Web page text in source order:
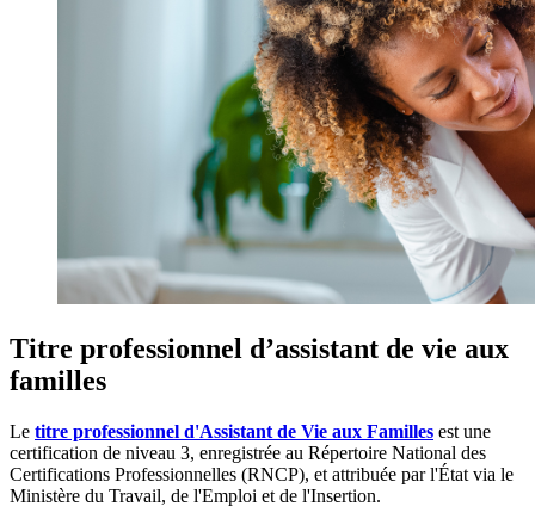
Titre professionnel d’assistant de vie aux
familles
Le titre professionnel d'Assistant de Vie aux Familles est une
certification de niveau 3, enregistrée au Répertoire National des
Certifications Professionnelles (RNCP), et attribuée par l'État via le
Ministère du Travail, de l'Emploi et de l'Insertion.